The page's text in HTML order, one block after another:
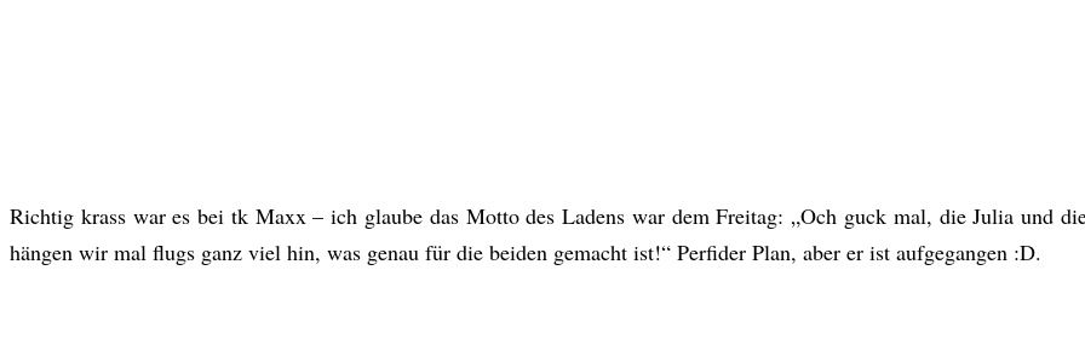
Richtig krass war es bei tk Maxx – ich glaube das Motto des Ladens war dem Freitag: „Och guck mal, die Julia und
hängen wir mal flugs ganz viel hin, was genau für die beiden gemacht ist!“ Perfider Plan, aber er ist aufgegangen :D.